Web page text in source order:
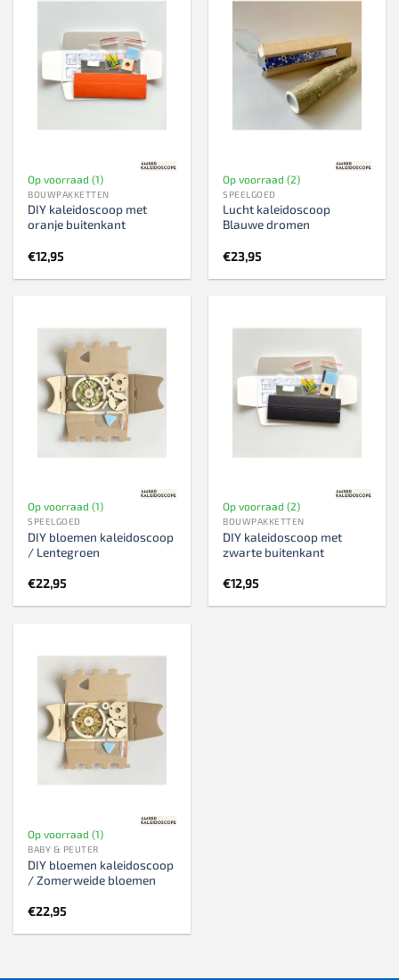
Op voorraad (1)
BOUWPAKKETTEN
DIY kaleidoscoop met
oranje buitenkant
€12,95
Op voorraad (2)
SPEELGOED
Lucht kaleidoscoop
Blauwe dromen
€23,95
Op voorraad (1)
SPEELGOED
DIY bloemen kaleidoscoop
/ Lentegroen
€22,95
Op voorraad (2)
BOUWPAKKETTEN
DIY kaleidoscoop met
zwarte buitenkant
€12,95
Op voorraad (1)
BABY & PEUTER
DIY bloemen kaleidoscoop
/ Zomerweide bloemen
€22,95